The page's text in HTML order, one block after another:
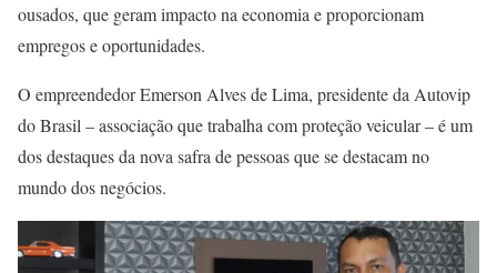
ousados, que geram impacto na economia e proporcionam
empregos e oportunidades.
O empreendedor Emerson Alves de Lima, presidente da Autovip
do Brasil – associação que trabalha com proteção veicular – é um
dos destaques da nova safra de pessoas que se destacam no
mundo dos negócios.